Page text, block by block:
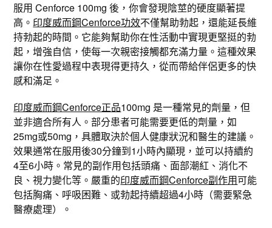
服用 Cenforce 100mg 後，你會發現陰莖的硬度顯著提
高。 印度威而鋼Cenforce功效不僅幫助勃起，還能延長維
持勃起的時間。它能夠幫助你在性活動中實現更堅挺的勃
起，增強自信，使每一次親密接觸都充滿力量。這種效果
讓你在性愛過程中表現得更持久，從而帶給伴侶更多的快
感和滿足。
印度威而鋼Cenforce正品100mg 是一種常見的劑量，但
並非適合所有人。部分患者可能需要更低的劑量，如
25mg或50mg，具體取決於個人健康狀況和醫生的建議。
效果通常在服用後30分鐘到1小時內顯現，並可以持續約
4至6小時。常見的副作用包括頭痛、面部潮紅、消化不
良、視力變化等。嚴重的印度威而鋼Cenforce副作用可能
包括胸痛、呼吸困難、或勃起持續超過4小時（需要緊急
醫療處理）。